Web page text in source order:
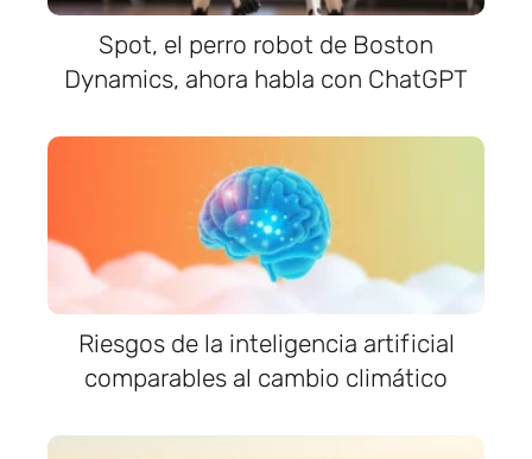
Spot, el perro robot de Boston
Dynamics, ahora habla con ChatGPT
Riesgos de la inteligencia artificial
comparables al cambio climático